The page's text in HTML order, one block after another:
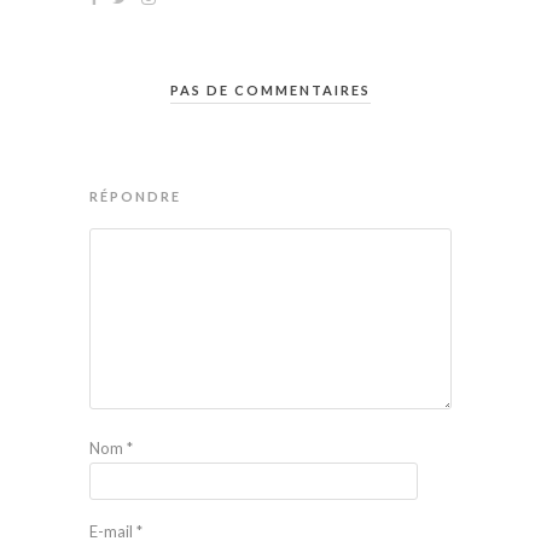
PAS DE COMMENTAIRES
RÉPONDRE
Nom *
E-mail *